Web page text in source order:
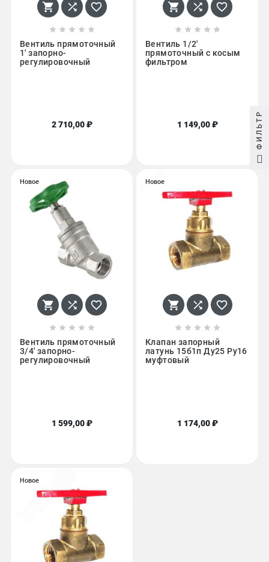
  
    
Вентиль прямоточный
1' запорно-
регулировочный
2 710,00 ₽
  
    
Вентиль 1/2'
прямоточный с косым
фильтром
1 149,00 ₽
Новое
  
    
Вентиль прямоточный
3/4' запорно-
регулировочный
1 599,00 ₽
Новое
  
    
Клапан запорный
латунь 15б1п Ду25 Ру16
муфтовый
1 174,00 ₽
Новое
ФИЛЬТР